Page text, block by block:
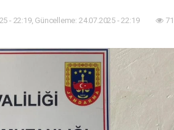
- 22:19, Güncelleme: 24.07.2025 - 22:19